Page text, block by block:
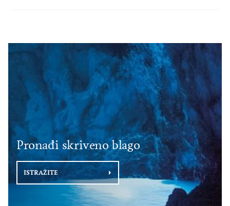
Pronađi skriveno blago
ISTRAŽITE